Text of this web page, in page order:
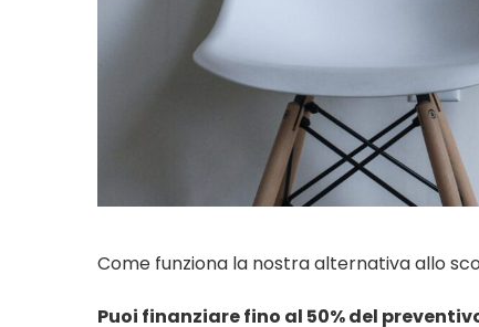
Come funziona la nostra alternativa allo
Puoi finanziare fino al 50% del